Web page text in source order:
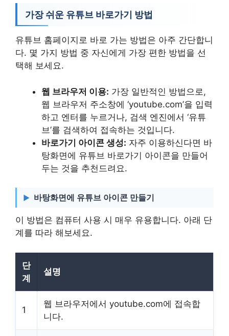
가장 쉬운 유튜브 바로가기 방법
유튜브 홈페이지로 바로 가는 방법은 아주 간단합니
다. 몇 가지 방법 중 자신에게 가장 편한 방법을 선
택해 보세요.
웹 브라우저 이용: 가장 일반적인 방법으로,
웹 브라우저 주소창에 ‘youtube.com’을 입력
하고 엔터를 누르거나, 검색 엔진에서 ‘유튜
브’를 검색하여 접속하는 것입니다.
바로가기 아이콘 생성: 자주 이용하신다면 바
탕화면에 유튜브 바로가기 아이콘을 만들어
두는 것을 추천드려요.
바탕화면에 유튜브 아이콘 만들기
이 방법은 컴퓨터 사용 시 매우 유용합니다. 아래 단
계를 따라 해보세요.
단
계
설명
1
웹 브라우저에서 youtube.com에 접속합
니다.